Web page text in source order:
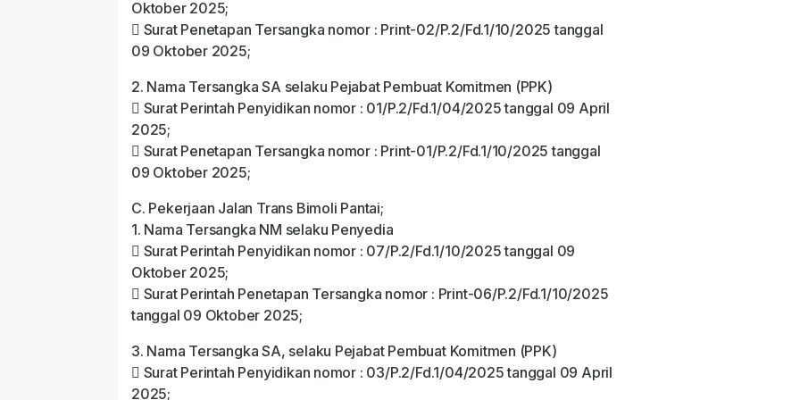
Oktober 2025;
 Surat Penetapan Tersangka nomor : Print-02/P.2/Fd.1/10/2025 tanggal
09 Oktober 2025;
2. Nama Tersangka SA selaku Pejabat Pembuat Komitmen (PPK)
 Surat Perintah Penyidikan nomor : 01/P.2/Fd.1/04/2025 tanggal 09 April
2025;
 Surat Penetapan Tersangka nomor : Print-01/P.2/Fd.1/10/2025 tanggal
09 Oktober 2025;
C. Pekerjaan Jalan Trans Bimoli Pantai;
1. Nama Tersangka NM selaku Penyedia
 Surat Perintah Penyidikan nomor : 07/P.2/Fd.1/10/2025 tanggal 09
Oktober 2025;
 Surat Perintah Penetapan Tersangka nomor : Print-06/P.2/Fd.1/10/2025
tanggal 09 Oktober 2025;
3. Nama Tersangka SA, selaku Pejabat Pembuat Komitmen (PPK)
 Surat Perintah Penyidikan nomor : 03/P.2/Fd.1/04/2025 tanggal 09 April
2025;